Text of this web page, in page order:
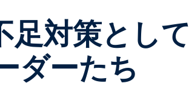
足対策として
ダーたち